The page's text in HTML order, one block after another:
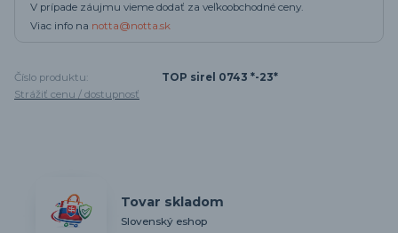
V prípade záujmu vieme dodať za veľkoobchodné ceny.
Viac info na notta@notta.sk
Číslo produktu:
TOP sirel 0743 *-23*
Strážiť cenu / dostupnosť
Tovar skladom
Slovenský eshop